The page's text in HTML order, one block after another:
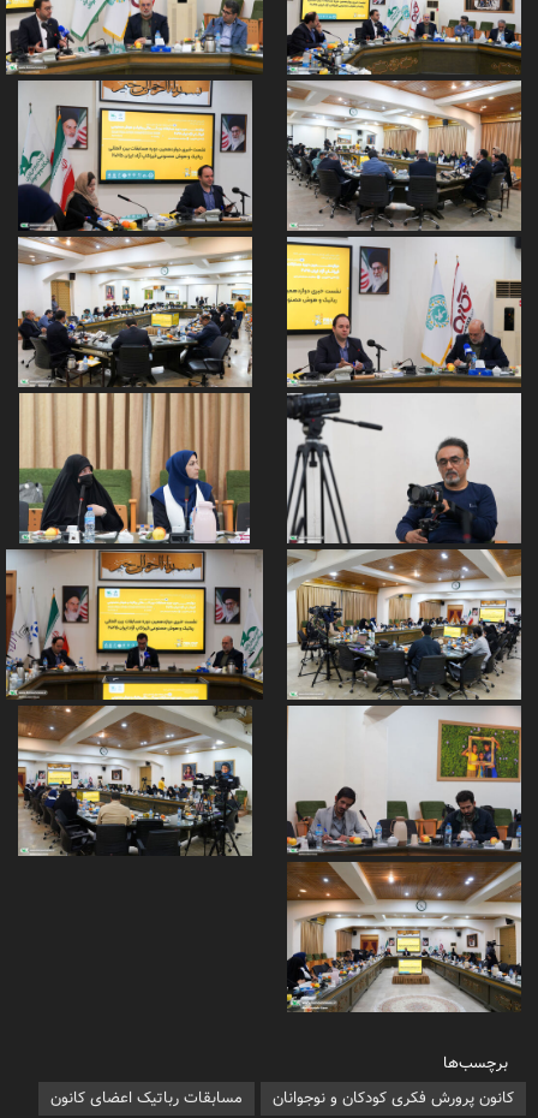
برچسب‌ها
کانون پرورش فکری کودکان و نوجوانان
مسابقات رباتیک اعضای کانون